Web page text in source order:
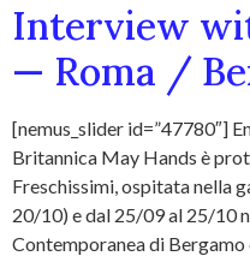
Interview
— Roma /
[nemus_slider id=”47780″]
Britannica May Hands è
Freschissimi, ospitata nella
20/10) e dal 25/09 al 25/10
Contemporanea di Bergamo